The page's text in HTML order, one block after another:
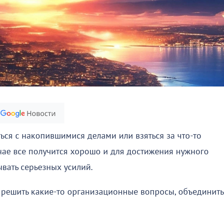
с накопившимися делами или взяться за что-то
все получится хорошо и для достижения нужного
серьезных усилий.
какие-то организационные вопросы, объединить